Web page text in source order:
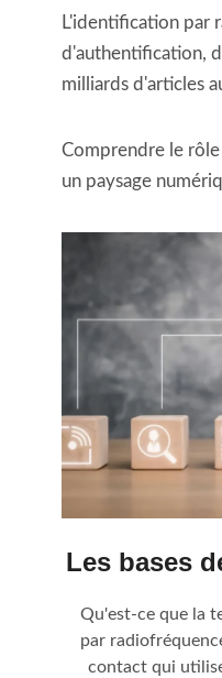
L'identification par
d'authentification,
milliards d'articles
Comprendre le
un paysage
Les bases
Qu'est-ce que la
par
contact qui